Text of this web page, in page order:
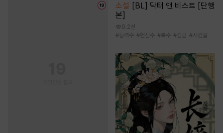
소설 [BL] 닥터 앤 비스트 [단행
본]
9.2천
#능력수 #헌신수 #복수 #감금 #사건물